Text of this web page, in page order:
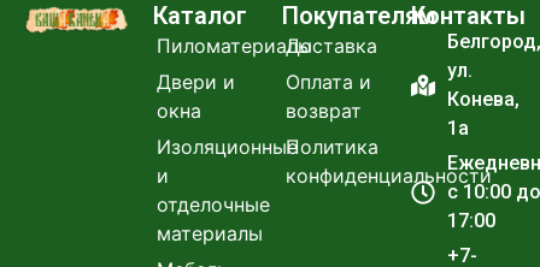
Каталог
Пиломатериалы
Двери и
окна
Изоляционные
и
отделочные
материалы
Покупателям
Доставка
Оплата и
возврат
Политика
конфиденциальности
Контакты
Белгород,
ул.
Конева,
1а
с 10:00 до
17:00
+7-